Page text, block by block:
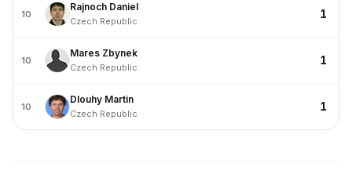
10
Rajnoch Daniel
Czech Republic
1
10
Mares Zbynek
Czech Republic
1
10
Dlouhy Martin
Czech Republic
1